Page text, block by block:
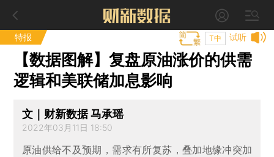
特报 试听
T中
【数据图解】复盘原油涨价的供需
逻辑和美联储加息影响
文｜财新数据 马承瑶
2022年03月11日 18:50
原油供给不及预期，需求有所复苏，叠加地缘冲突加